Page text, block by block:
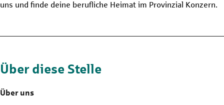
uns und finde deine berufliche Heimat im Provinzial Konzern.
Über diese Stelle
Über uns